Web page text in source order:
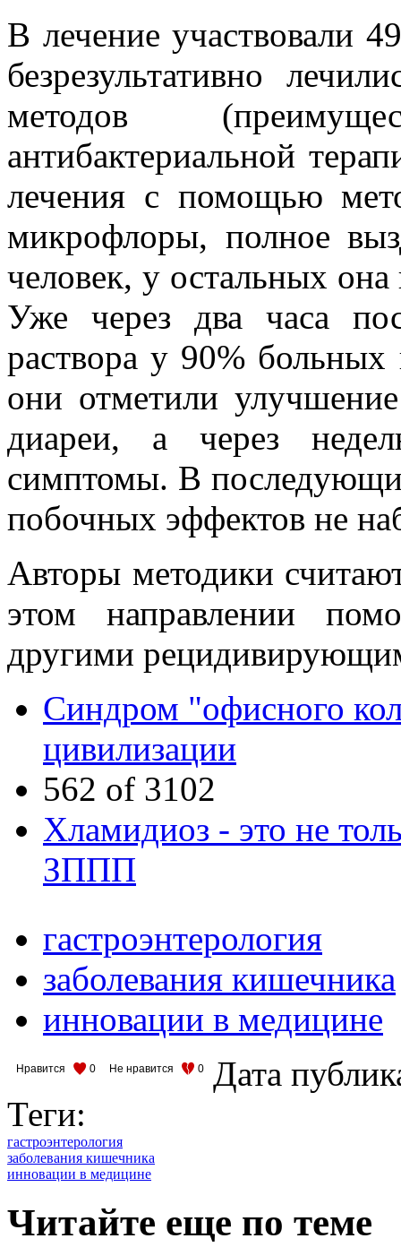
В лечение участвовали
безрезультативно
методов
антибактериальной
лечения с помощью
микрофлоры, полное
человек, у остальных она
Уже через два часа
раствора у 90% больных
они отметили
диареи, а через
симптомы. В
побочных эффектов не
Авторы методики
этом направлении
другими
Синдром "офисного
цивилизации
562 of 3102
Хламидиоз - это не
ЗППП
гастроэнтерология
заболевания кишечника
инновации в медицине
Нравится 0 Не нравится 0
Дата
Теги:
гастроэнтерология
заболевания кишечника
инновации в медицине
Читайте еще по теме